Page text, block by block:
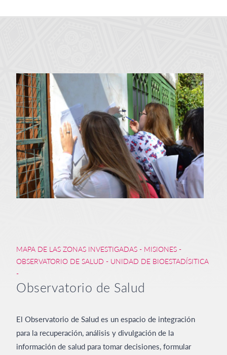
MAPA DE LAS ZONAS INVESTIGADAS - MISIONES -
OBSERVATORIO DE SALUD - UNIDAD DE BIOESTADÍSITICA
-
Observatorio de Salud
El Observatorio de Salud es un espacio de integración
para la recuperación, análisis y divulgación de la
información de salud para tomar decisiones, formular